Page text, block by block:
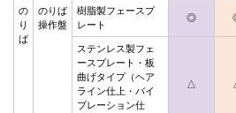
の
り
ば
のりば
操作盤
樹脂製フェースプ
レート
◎
ステンレス製フェ
ースプレート・板
曲げタイプ（ヘア
ライン仕上・バイ
ブレーション仕
△